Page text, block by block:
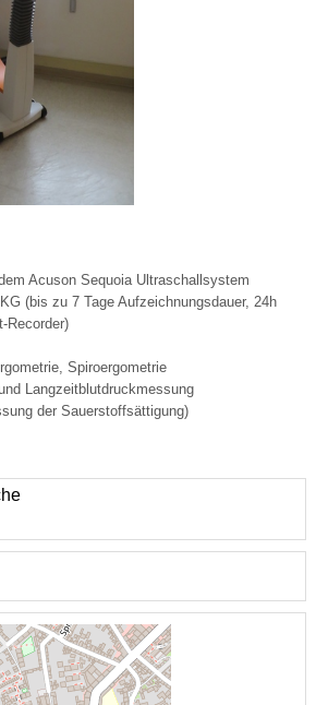
Acuson Sequoia Ultraschallsystem
(bis zu 7 Tage Aufzeichnungsdauer, 24h
Recorder)
Spiroergometrie
Langzeitblutdruckmessung
der Sauerstoffsättigung)